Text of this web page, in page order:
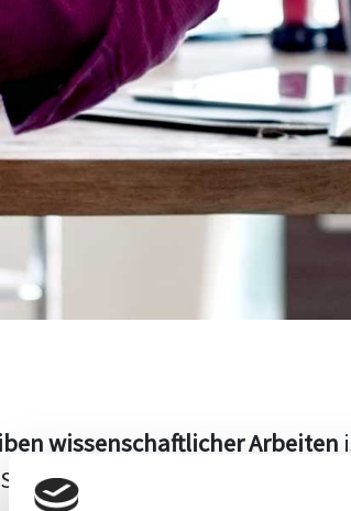
wissenschaftlicher Arbeiten
einen logischen